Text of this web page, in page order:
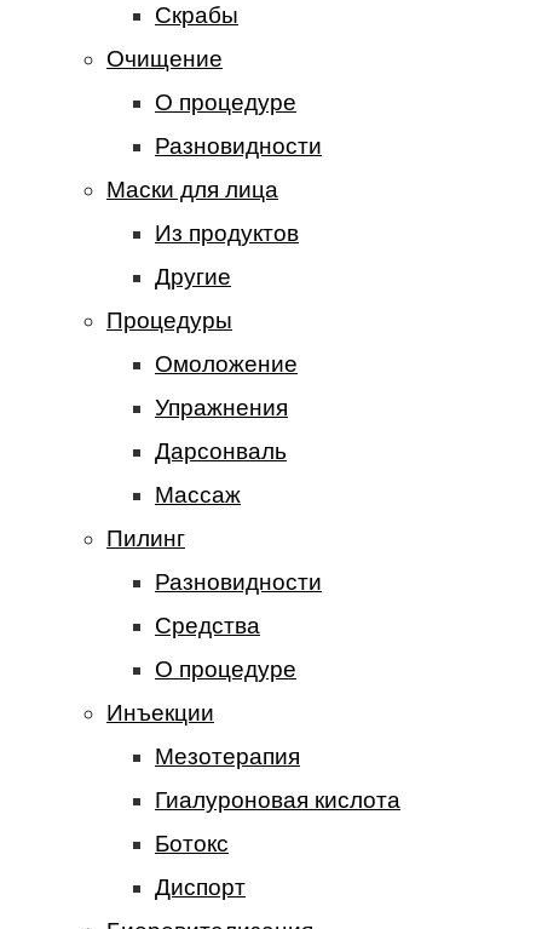
Скрабы
Очищение
О процедуре
Разновидности
Маски для лица
Из продуктов
Другие
Процедуры
Омоложение
Упражнения
Дарсонваль
Массаж
Пилинг
Разновидности
Средства
О процедуре
Инъекции
Мезотерапия
Гиалуроновая кислота
Ботокс
Диспорт